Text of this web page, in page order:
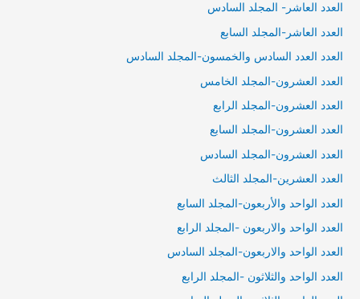
العدد العاشر- المجلد السادس
العدد العاشر-المجلد السابع
العدد العدد السادس والخمسون-المجلد السادس
العدد العشرون-المجلد الخامس
العدد العشرون-المجلد الرابع
العدد العشرون-المجلد السابع
العدد العشرون-المجلد السادس
العدد العشرين-المجلد الثالث
العدد الواحد والأربعون-المجلد السابع
العدد الواحد والاربعون -المجلد الرابع
العدد الواحد والاربعون-المجلد السادس
العدد الواحد والثلاثون -المجلد الرابع